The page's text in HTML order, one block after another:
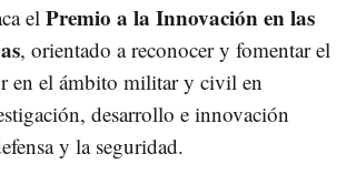
el Premio a la Innovación en las
, orientado a reconocer y fomentar el
en el ámbito militar y civil en
desarrollo e innovación
y la seguridad.